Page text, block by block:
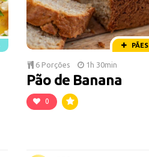
PÃES
6 Porções 1h 30min
Pão de Banana
0